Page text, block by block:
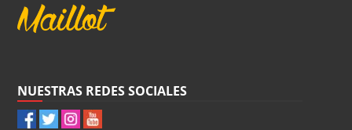
NUESTRAS REDES SOCIALES